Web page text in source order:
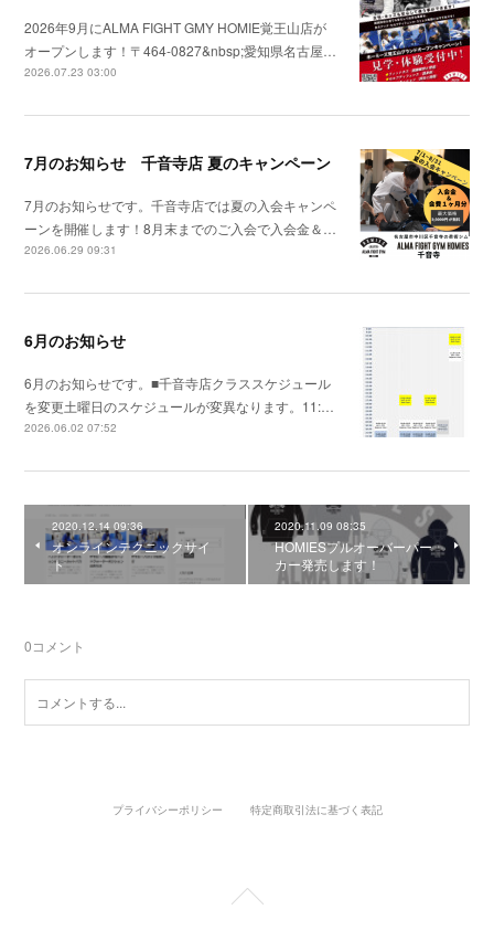
2026年9月にALMA FIGHT GMY HOMIE覚王山店が
オープンします！〒464-0827&nbsp;愛知県名古屋…
2026.07.23 03:00
7月のお知らせ 千音寺店 夏のキャンペーン
7月のお知らせです。千音寺店では夏の入会キャンペ
ーンを開催します！8月末までのご入会で入会金＆…
2026.06.29 09:31
6月のお知らせ
6月のお知らせです。■千音寺店クラススケジュール
を変更土曜日のスケジュールが変異なります。11:…
2026.06.02 07:52
2020.12.14 09:36
オンラインテクニックサイ
ト
2020.11.09 08:35
HOMIESプルオーバーパー
カー発売します！
0コメント
プライバシーポリシー 特定商取引法に基づく表記